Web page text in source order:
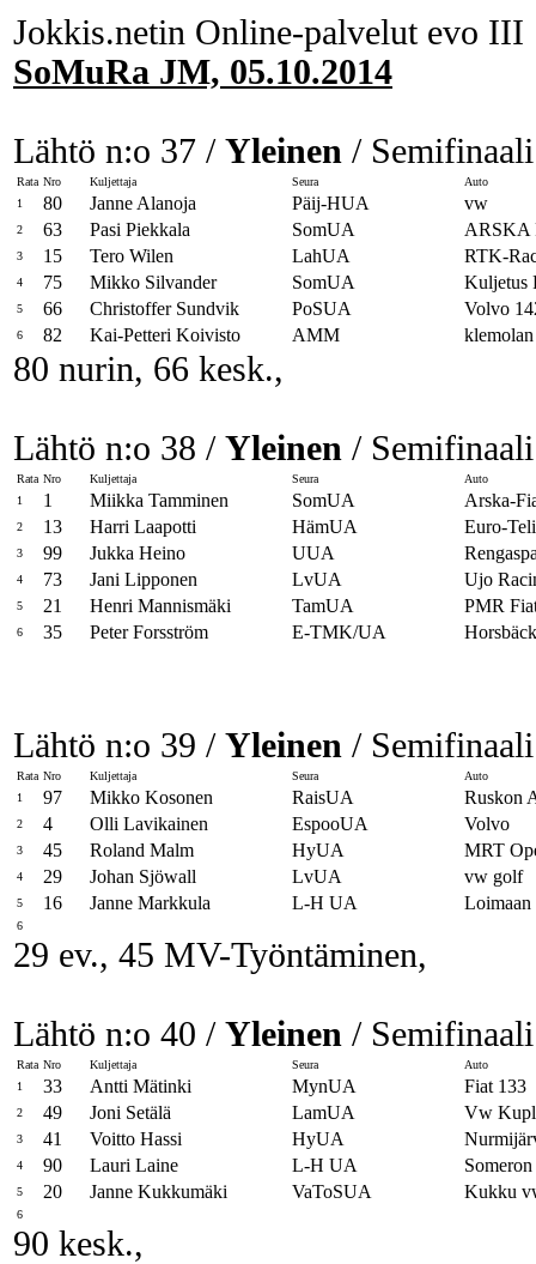
Jokkis.netin Online-palvelut evo III
SoMuRa JM, 05.10.2014
Lähtö n:o 37 / Yleinen /
Rata Nro Kuljettaja Seura
Auto
1
80 Janne Alanoja Päij-HUA vw
2 63 Pasi Piekkala SomUA ARSKA
3 15 Tero Wilen LahUA RTK-
4 75 Mikko Silvander SomUA Kuljetus
5 66 Christoffer Sundvik PoSUA Volvo
6 82 Kai-Petteri Koivisto AMM
80 nurin, 66 kesk.,
Lähtö n:o 38 / Yleinen /
Rata Nro Kuljettaja Seura
Auto
1
1 Miikka Tamminen SomUA Arska-
2 13 Harri Laapotti HämUA Euro-
3 99 Jukka Heino UUA
4 73 Jani Lipponen LvUA Ujo
5 21 Henri Mannismäki TamUA PMR
6 35 Peter Forsström E-TMK/UA
Lähtö n:o 39 / Yleinen /
Rata Nro Kuljettaja Seura
Auto
1
97 Mikko Kosonen RaisUA Ruskon
2 4 Olli Lavikainen EspooUA Volvo
3 45 Roland Malm HyUA MRT
4 29 Johan Sjöwall LvUA vw golf
5 16 Janne Markkula L-H UA
6
29 ev., 45 MV-Työntäminen,
Lähtö n:o 40 / Yleinen /
Rata Nro Kuljettaja Seura
Auto
1
33 Antti Mätinki MynUA Fiat 133
2 49 Joni Setälä LamUA Vw
3 41 Voitto Hassi HyUA
4 90 Lauri Laine L-H UA
5 20 Janne Kukkumäki VaToSUA Kukku
6
90 kesk.,